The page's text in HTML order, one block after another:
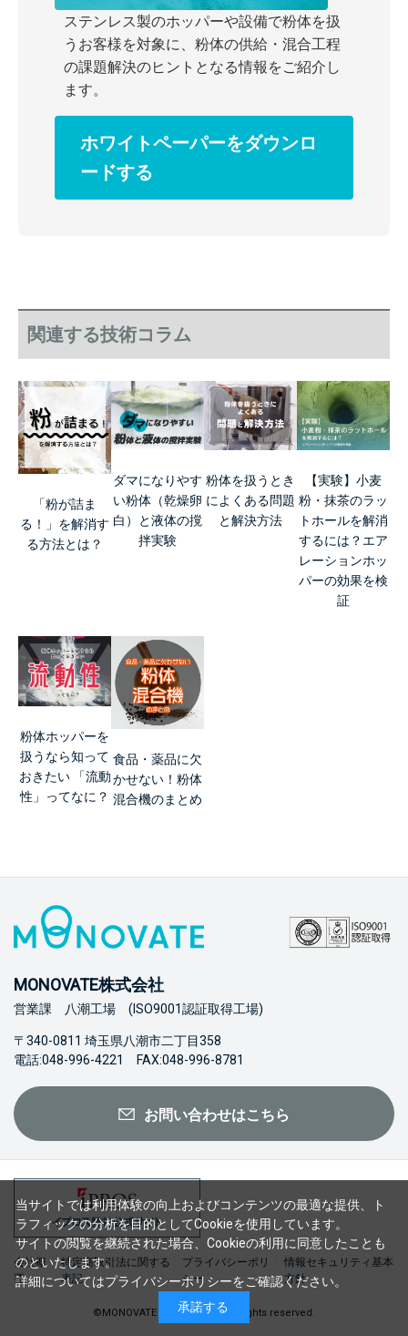
ステンレス製のホッパーや設備で粉体を扱
うお客様を対象に、粉体の供給・混合工程
の課題解決のヒントとなる情報をご紹介し
ます。
ホワイトペーパーをダウンロ
ードする
関連する技術コラム
「粉が詰ま
る！」を解消す
る方法とは？
ダマになりやす
い粉体（乾燥卵
白）と液体の撹
拌実験
粉体を扱うとき
によくある問題
と解決方法
【実験】小麦
粉・抹茶のラッ
トホールを解消
するには？エア
レーションホッ
パーの効果を検
証
粉体ホッパーを
扱うなら知って
おきたい 「流動
性」ってなに？
食品・薬品に欠
かせない！粉体
混合機のまとめ
MONOVATE株式会社
営業課 八潮工場 (ISO9001認証取得工場)
〒340-0811 埼玉県八潮市二丁目358
電話:048-996-4221 FAX:048-996-8781
お問い合わせはこちら
会社概
要
特定商取引法に関する
表記
プライバシーポリ
シー
情報セキュリティ基本
方針
©MONOVATE Co., Ltd. 2023 All rights reserved.
当サイトでは利用体験の向上およびコンテンツの最適な提供、ト
ラフィックの分析を目的としてCookieを使用しています。
サイトの閲覧を継続された場合、Cookieの利用に同意したことも
のといたします。
詳細についてはプライバシーポリシーをご確認ください。
承諾する